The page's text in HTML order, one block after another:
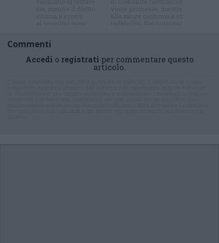
Commenti
Accedi o registrati per commentare questo
articolo.